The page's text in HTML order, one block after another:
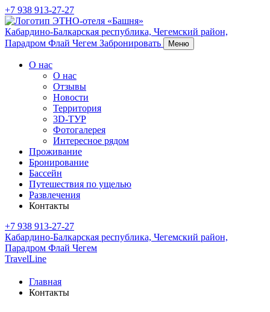
+7 938 913-27-27
Кабардино-Балкарская республика, Чегемский район,
Парадром Флай Чегем Забронировать Меню
О нас
О нас
Отзывы
Новости
Территория
3D-ТУР
Фотогалерея
Интересное рядом
Проживание
Бронирование
Бассейн
Путешествия по ущелью
Развлечения
Контакты
+7 938 913-27-27
Кабардино-Балкарская республика, Чегемский район,
Парадром Флай Чегем
TravelLine
Главная
Контакты